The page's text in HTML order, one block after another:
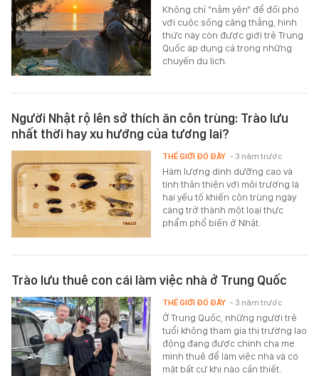
Không chỉ "nằm yên" để đối phó
với cuộc sống căng thẳng, hình
thức này còn được giới trẻ Trung
Quốc áp dụng cả trong những
chuyến du lịch.
Người Nhật rộ lên sở thích ăn côn trùng: Trào lưu
nhất thời hay xu hướng của tương lai?
Hàm lượng dinh dưỡng cao và
tính thân thiện với môi trường là
hai yếu tố khiến côn trùng ngày
càng trở thành một loại thực
phẩm phổ biến ở Nhật.
THẾ GIỚI ĐÓ ĐÂY - 3 năm trước
Trào lưu thuê con cái làm việc nhà ở Trung Quốc
Ở Trung Quốc, những người trẻ
tuổi không tham gia thị trường lao
động đang được chính cha mẹ
mình thuê để làm việc nhà và có
mặt bất cứ khi nào cần thiết.
THẾ GIỚI ĐÓ ĐÂY - 3 năm trước